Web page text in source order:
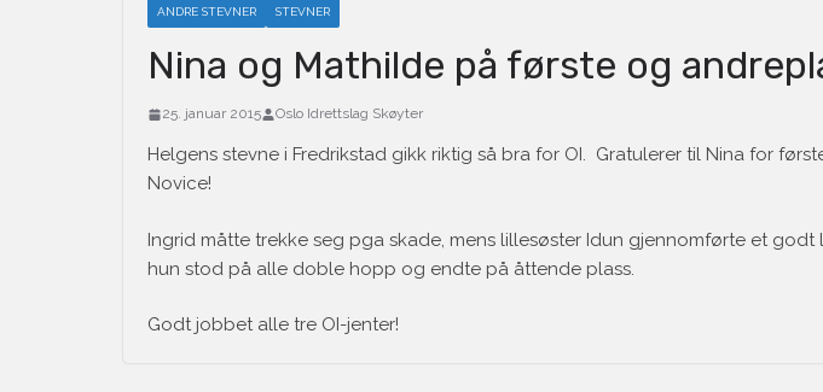
ANDRE STEVNER STEVNER
Nina og Mathilde på første og
25. januar 2015 Oslo Idrettslag Skøyter
Helgens stevne i Fredrikstad gikk riktig så bra for OI. Gratulerer til Nina for
Novice!
Ingrid måtte trekke seg pga skade, mens lillesøster Idun gjennomførte et
hun stod på alle doble hopp og endte på åttende plass.
Godt jobbet alle tre OI-jenter!